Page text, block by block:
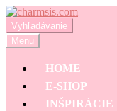
Preskočiť
na
navigáciu
Preskočiť
na
obsah
Hľadať:
Vyhľadávanie
Menu
HOME
E-SHOP
INŠPIRÁCIE